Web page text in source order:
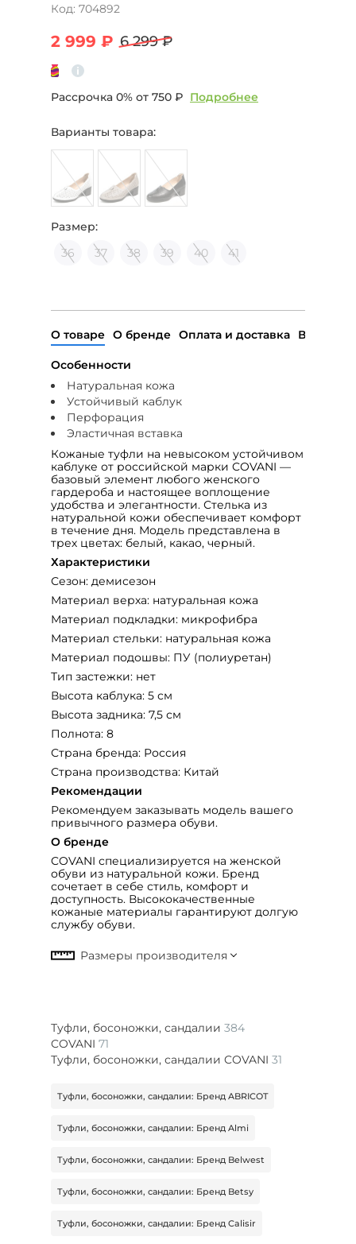
Код: 704892
2 999 ₽ 6 299 ₽
Рассрочка 0% от 750 ₽ Подробнее
Варианты товара:
Размер:
36
37 38 39 40 41
О товаре О бренде Оплата и доставка Возврат
Особенности
Натуральная кожа
Устойчивый каблук
Перфорация
Эластичная вставка
Кожаные туфли на невысоком устойчивом
каблуке от российской марки COVANI —
базовый элемент любого женского
гардероба и настоящее воплощение
удобства и элегантности. Стелька из
натуральной кожи обеспечивает комфорт
в течение дня. Модель представлена в
трех цветах: белый, какао, черный.
Характеристики
Сезон: демисезон
Материал верха: натуральная кожа
Материал подкладки: микрофибра
Материал стельки: натуральная кожа
Материал подошвы: ПУ (полиуретан)
Тип застежки: нет
Высота каблука: 5 см
Высота задника: 7,5 см
Полнота: 8
Страна бренда: Россия
Страна производства: Китай
Рекомендации
Рекомендуем заказывать модель вашего
привычного размера обуви.
О бренде
COVANI специализируется на женской
обуви из натуральной кожи. Бренд
сочетает в себе стиль, комфорт и
доступность. Высококачественные
кожаные материалы гарантируют долгую
службу обуви.
Туфли, босоножки, сандалии 384
COVANI 71
Туфли, босоножки, сандалии COVANI 31
Туфли, босоножки, сандалии: Бренд ABRICOT
Туфли, босоножки, сандалии: Бренд Almi
Туфли, босоножки, сандалии: Бренд Belwest
Туфли, босоножки, сандалии: Бренд Betsy
Туфли, босоножки, сандалии: Бренд Calisir